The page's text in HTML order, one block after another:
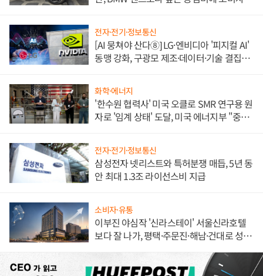
전자·전기·정보통신
[AI 뭉쳐야 산다⑧] LG·엔비디아 '피지컬 AI'
동맹 강화, 구광모 제조·데이터·기술 결집
화학·에너지
'한수원 협력사' 미국 오클로 SMR 연구용 원
자로 '임계 상태' 도달, 미국 에너지부 "중요
전자·전기·정보통신
삼성전자 넷리스트와 특허분쟁 매듭, 5년 동
안 최대 1.3조 라이선스비 지급
소비자·유통
이부진 야심작 '신라스테이' 서울신라호텔
보다 잘 나가, 평택·주문진·해남·건대로 성